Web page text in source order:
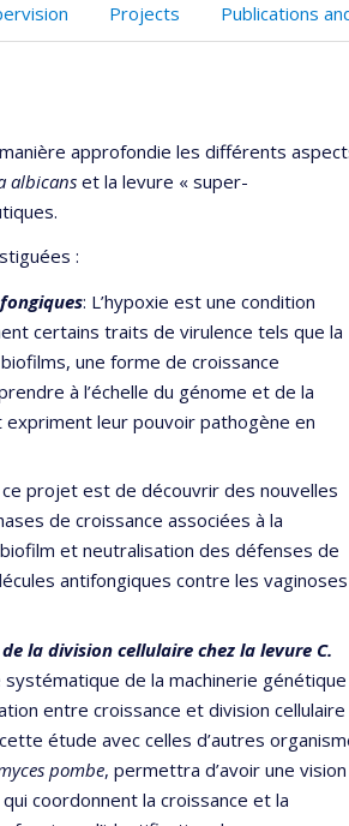
Projects Publications
approfondie les différents
albicanset la levure « super-
:
: L’hypoxie est une condition
certains traits de virulence tels que la
une forme de croissance
à l’échelle du génome et de la
leur pouvoir pathogène en
projet est de découvrir des nouvelles
de croissance associées à la
et neutralisation des défenses de
antifongiques contre les vaginoses
la division cellulaire chez la levure C.
de la machinerie génétique
entre croissance et division cellulaire
étude avec celles d’autres
pombe, permettra d’avoir une vision
coordonnent la croissance et la